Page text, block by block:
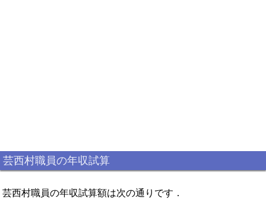
芸西村職員の年収試算
芸西村職員の年収試算額は次の通りです．